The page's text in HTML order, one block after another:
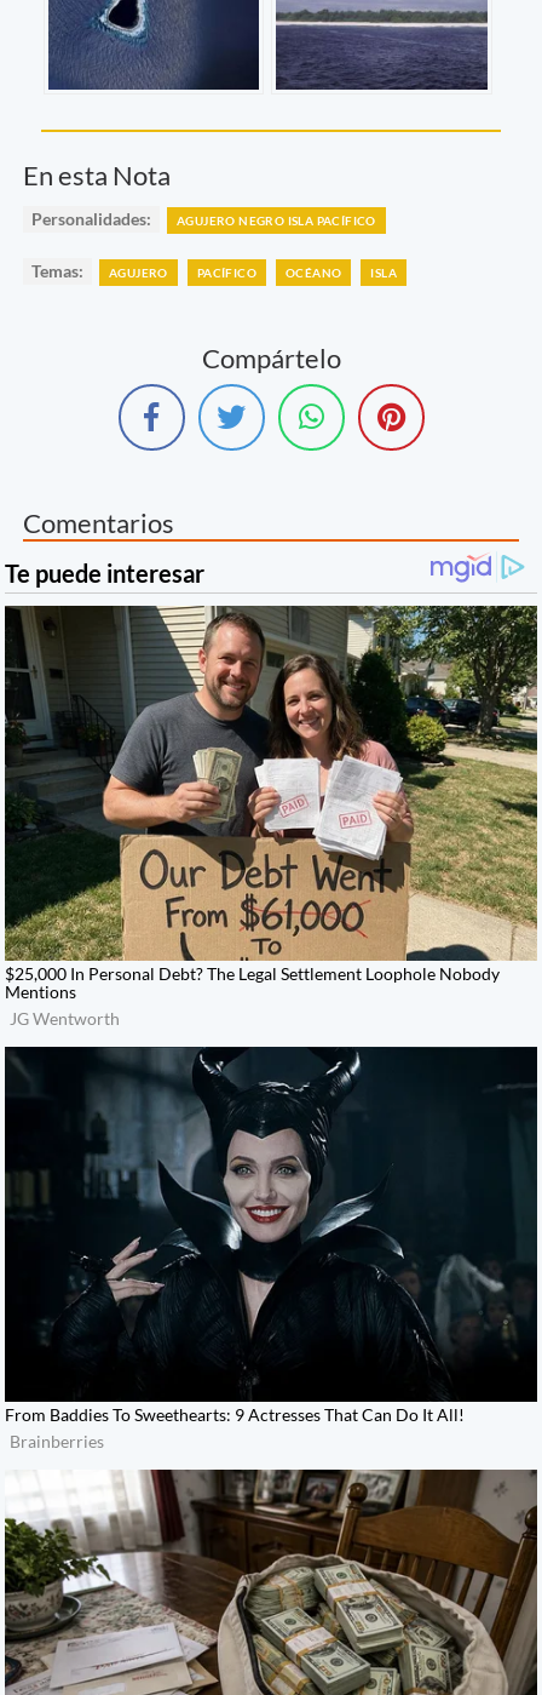
En esta Nota
Personalidades: AGUJERO NEGRO ISLA PACÍFICO
Temas: AGUJERO PACÍFICO OCÉANO ISLA
Compártelo
Comentarios